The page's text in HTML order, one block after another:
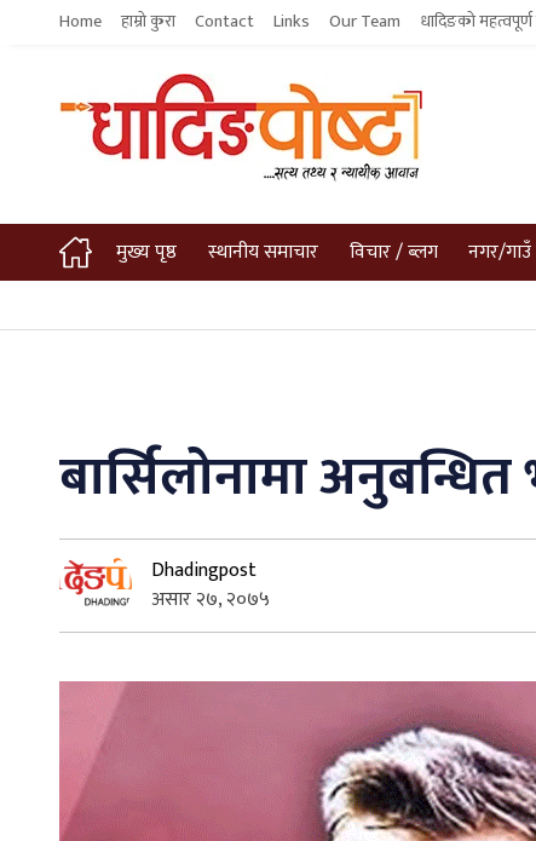
Home हाम्रो कुरा Contact Links Our Team धादिङको
मुख्य पृष्ठ स्थानीय समाचार विचार / ब्लग नगर/
बार्सिलोनामा
Dhadingpost
असार २७, २०७५